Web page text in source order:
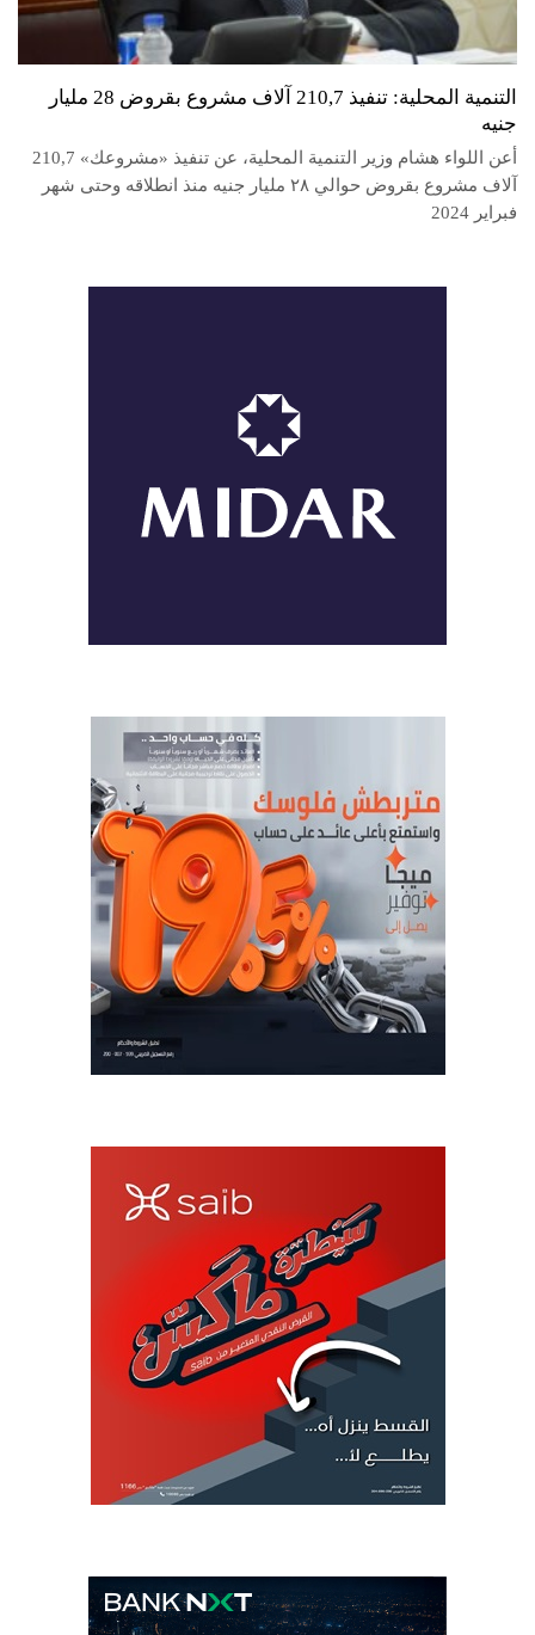
التنمية المحلية: تنفيذ 210,7 آلاف مشروع بقروض 28 مليار
جنيه
أعن اللواء هشام وزير التنمية المحلية، عن تنفيذ «مشروعك» 210,7
آلاف مشروع بقروض حوالي ٢٨ مليار جنيه منذ انطلاقه وحتى شهر
فبراير 2024